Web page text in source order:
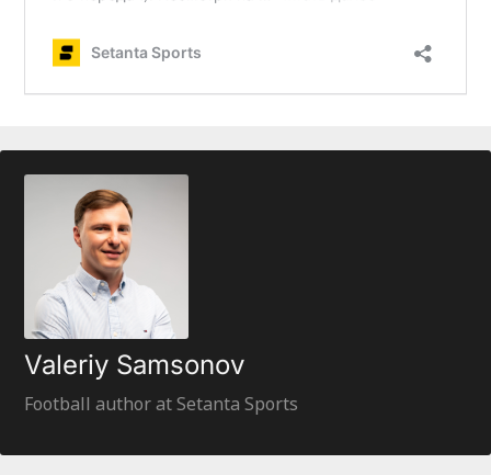
Valeriy Samsonov
Football author at Setanta Sports